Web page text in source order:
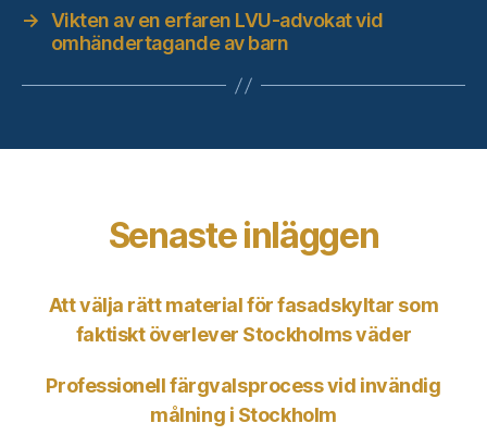
→ Vikten av en erfaren LVU-advokat vid
omhändertagande av barn
Senaste inläggen
Att välja rätt material för fasadskyltar som
faktiskt överlever Stockholms väder
Professionell färgvalsprocess vid invändig
målning i Stockholm